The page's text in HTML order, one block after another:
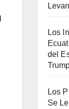
Los
del
Los
Se